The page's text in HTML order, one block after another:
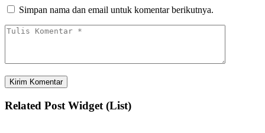
Simpan nama dan email untuk komentar berikutnya.
Related Post Widget (List)